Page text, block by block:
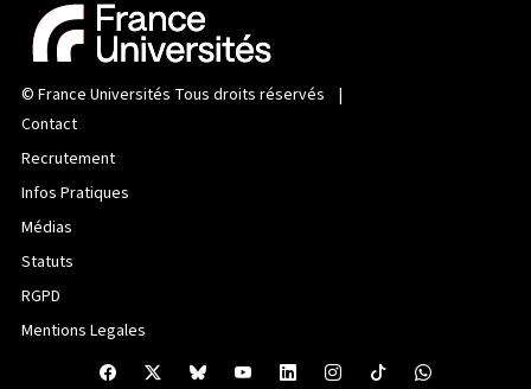
© France Universités Tous droits réservés |
Contact
Recrutement
Infos Pratiques
Médias
Statuts
RGPD
Mentions Legales